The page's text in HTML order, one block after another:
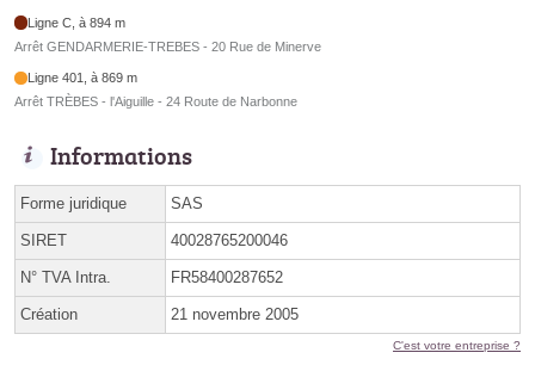
Ligne C, à 894 m
Arrêt GENDARMERIE-TREBES - 20 Rue de Minerve
Ligne 401, à 869 m
Arrêt TRÈBES - l'Aiguille - 24 Route de Narbonne
Informations
Forme juridique SAS
SIRET 40028765200046
N° TVA Intra. FR58400287652
Création 21 novembre 2005
C'est votre entreprise ?